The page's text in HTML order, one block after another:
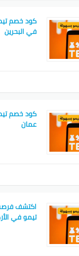
كود خصم
في البحرين
كود خصم
عمان
اكتشف
تيمو في